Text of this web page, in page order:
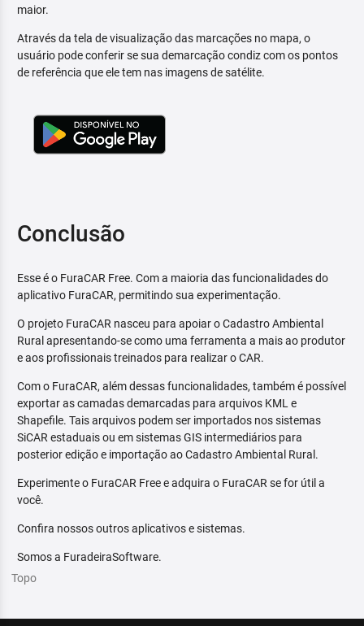
maior.
Através da tela de visualização das marcações no mapa, o
usuário pode conferir se sua demarcação condiz com os pontos
de referência que ele tem nas imagens de satélite.
Conclusão
Esse é o FuraCAR Free. Com a maioria das funcionalidades do
aplicativo FuraCAR, permitindo sua experimentação.
O projeto FuraCAR nasceu para apoiar o Cadastro Ambiental
Rural apresentando-se como uma ferramenta a mais ao produtor
e aos profissionais treinados para realizar o CAR.
Com o FuraCAR, além dessas funcionalidades, também é possível
exportar as camadas demarcadas para arquivos KML e
Shapefile. Tais arquivos podem ser importados nos sistemas
SiCAR estaduais ou em sistemas GIS intermediários para
posterior edição e importação ao Cadastro Ambiental Rural.
Experimente o FuraCAR Free e adquira o FuraCAR se for útil a
você.
Confira nossos outros aplicativos e sistemas.
Somos a FuradeiraSoftware.
Topo